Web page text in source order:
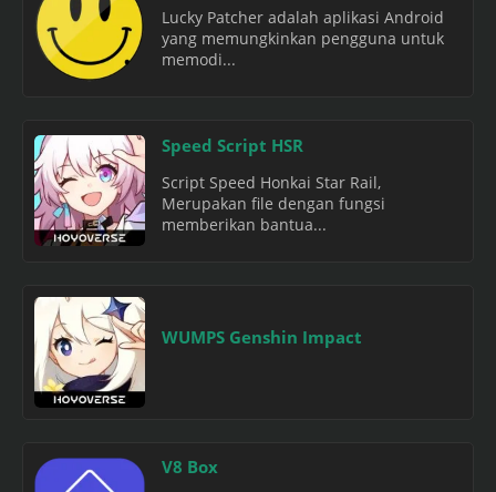
Lucky Patcher adalah aplikasi Android
yang memungkinkan pengguna untuk
memodi...
Speed Script HSR
Script Speed Honkai Star Rail,
Merupakan file dengan fungsi
memberikan bantua...
WUMPS Genshin Impact
V8 Box